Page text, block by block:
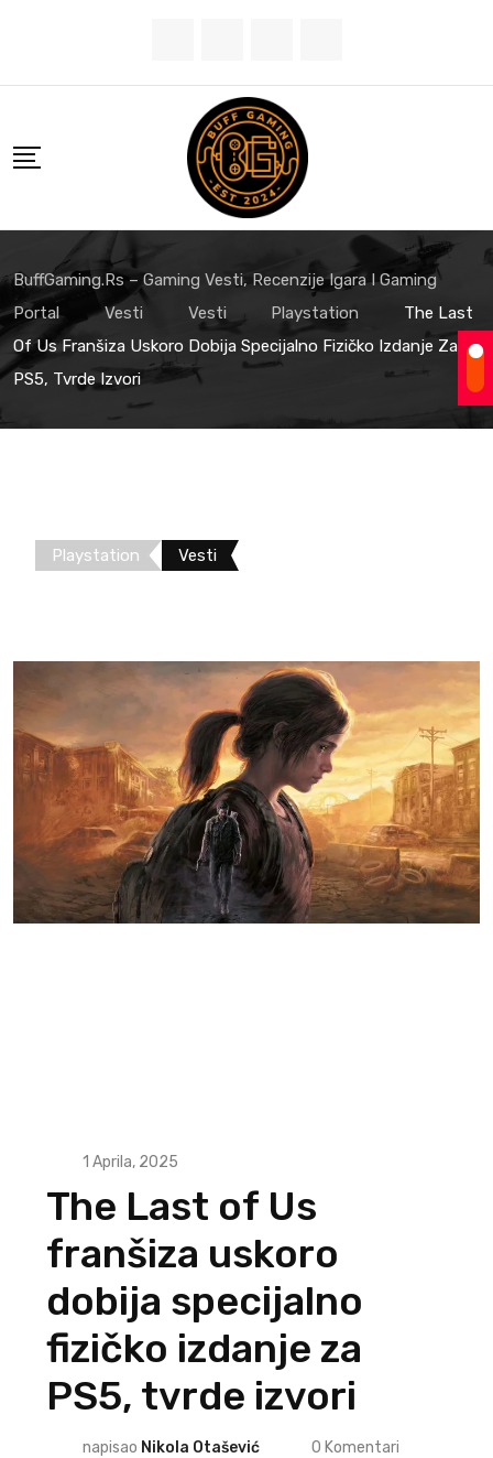
BuffGaming.rs – Gaming Vesti, Recenzije Igara I Gaming
Portal
Vesti Vesti Playstation
The Last
Of Us Franšiza Uskoro Dobija Specijalno Fizičko Izdanje Za
PS5, Tvrde Izvori
Playstation Vesti
1 Aprila, 2025
The Last of Us
franšiza uskoro
dobija specijalno
fizičko izdanje za
PS5, tvrde izvori
napisao Nikola Otašević 0 Komentari